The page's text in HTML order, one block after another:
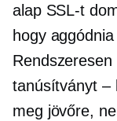
alap SSL-t
hogy
tanúsítványt –
meg jövőre,